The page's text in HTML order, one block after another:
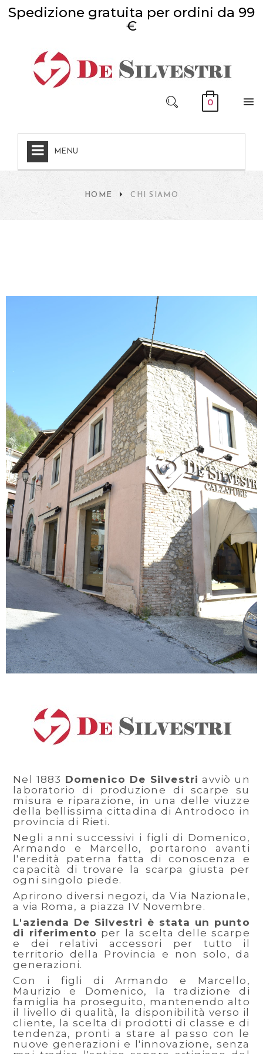
Spedizione gratuita per ordini da 99
€
0
MENU
HOME CHI SIAMO
Nel 1883 Domenico De Silvestri avviò un
laboratorio di produzione di scarpe su
misura e riparazione, in una delle viuzze
della bellissima cittadina di Antrodoco in
provincia di Rieti.
Negli anni successivi i figli di Domenico,
Armando e Marcello, portarono avanti
l'eredità paterna fatta di conoscenza e
capacità di trovare la scarpa giusta per
ogni singolo piede.
Aprirono diversi negozi, da Via Nazionale,
a via Roma, a piazza IV Novembre.
L'azienda De Silvestri è stata un punto
di riferimento per la scelta delle scarpe
e dei relativi accessori per tutto il
territorio della Provincia e non solo, da
generazioni.
Con i figli di Armando e Marcello,
Maurizio e Domenico, la tradizione di
famiglia ha proseguito, mantenendo alto
il livello di qualità, la disponibilità verso il
cliente, la scelta di prodotti di classe e di
tendenza, pronti a stare al passo con le
nuove generazioni e l'innovazione, senza